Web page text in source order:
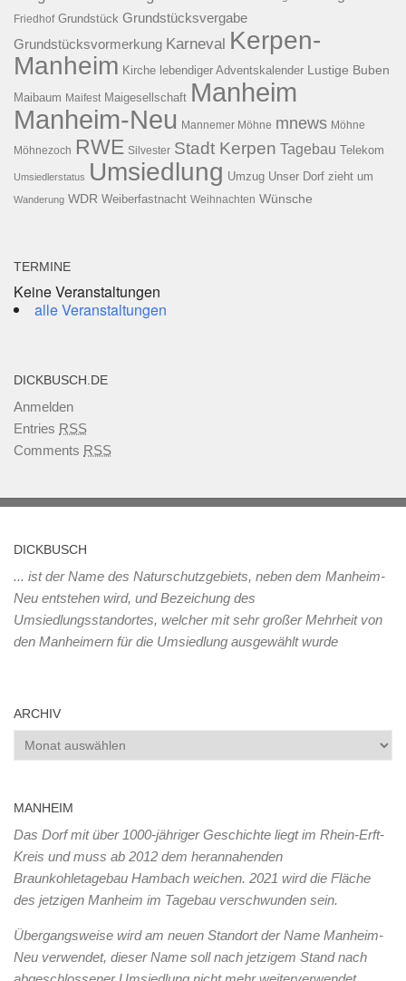
Friedhof Grundstück Grundstücksvergabe
Grundstücksvormerkung Karneval Kerpen-
Manheim Kirche lebendiger Adventskalender Lustige Buben
Maibaum Maifest Maigesellschaft Manheim
Manheim-Neu Mannemer Möhne mnews Möhne
Möhnezoch RWE Silvester Stadt Kerpen Tagebau Telekom
Umsiedlerstatus Umsiedlung Umzug Unser Dorf zieht um
Wanderung WDR Weiberfastnacht Weihnachten Wünsche
TERMINE
Keine Veranstaltungen
alle Veranstaltungen
DICKBUSCH.DE
Anmelden
Entries RSS
Comments RSS
DICKBUSCH
... ist der Name des Naturschutzgebiets, neben dem Manheim-
Neu entstehen wird, und Bezeichung des
Umsiedlungsstandortes, welcher mit sehr großer Mehrheit von
den Manheimern für die Umsiedlung ausgewählt wurde
ARCHIV
Archiv
MANHEIM
Das Dorf mit über 1000-jähriger Geschichte liegt im Rhein-Erft-
Kreis und muss ab 2012 dem herannahenden
Braunkohletagebau Hambach weichen. 2021 wird die Fläche
des jetzigen Manheim im Tagebau verschwunden sein.
Übergangsweise wird am neuen Standort der Name Manheim-
Neu verwendet, dieser Name soll nach jetzigem Stand nach